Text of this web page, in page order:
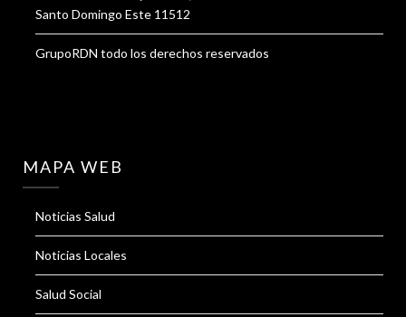
Santo Domingo Este 11512
GrupoRDN todo los derechos reservados
MAPA WEB
Noticias Salud
Noticias Locales
Salud Social